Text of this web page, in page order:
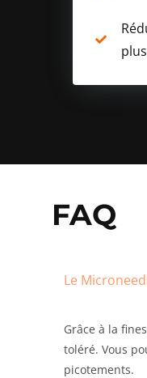
FAQ
Le
Grâce à la
toléré. Vous
picotements.